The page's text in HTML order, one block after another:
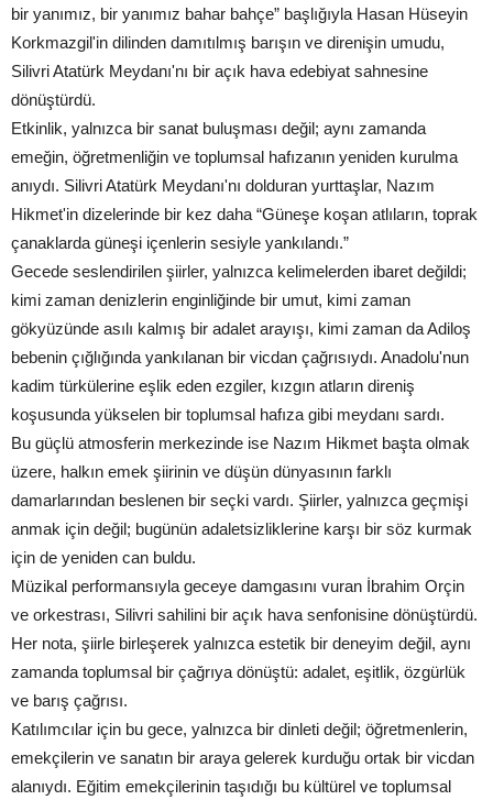
bir yanımız, bir yanımız bahar bahçe” başlığıyla Hasan Hüseyin
Korkmazgil'in dilinden damıtılmış barışın ve direnişin umudu,
Silivri Atatürk Meydanı'nı bir açık hava edebiyat sahnesine
dönüştürdü.
Etkinlik, yalnızca bir sanat buluşması değil; aynı zamanda
emeğin, öğretmenliğin ve toplumsal hafızanın yeniden kurulma
anıydı. Silivri Atatürk Meydanı'nı dolduran yurttaşlar, Nazım
Hikmet'in dizelerinde bir kez daha “Güneşe koşan atlıların, toprak
çanaklarda güneşi içenlerin sesiyle yankılandı.”
Gecede seslendirilen şiirler, yalnızca kelimelerden ibaret değildi;
kimi zaman denizlerin enginliğinde bir umut, kimi zaman
gökyüzünde asılı kalmış bir adalet arayışı, kimi zaman da Adiloş
bebenin çığlığında yankılanan bir vicdan çağrısıydı. Anadolu'nun
kadim türkülerine eşlik eden ezgiler, kızgın atların direniş
koşusunda yükselen bir toplumsal hafıza gibi meydanı sardı.
Bu güçlü atmosferin merkezinde ise Nazım Hikmet başta olmak
üzere, halkın emek şiirinin ve düşün dünyasının farklı
damarlarından beslenen bir seçki vardı. Şiirler, yalnızca geçmişi
anmak için değil; bugünün adaletsizliklerine karşı bir söz kurmak
için de yeniden can buldu.
Müzikal performansıyla geceye damgasını vuran İbrahim Orçin
ve orkestrası, Silivri sahilini bir açık hava senfonisine dönüştürdü.
Her nota, şiirle birleşerek yalnızca estetik bir deneyim değil, aynı
zamanda toplumsal bir çağrıya dönüştü: adalet, eşitlik, özgürlük
ve barış çağrısı.
Katılımcılar için bu gece, yalnızca bir dinleti değil; öğretmenlerin,
emekçilerin ve sanatın bir araya gelerek kurduğu ortak bir vicdan
alanıydı. Eğitim emekçilerinin taşıdığı bu kültürel ve toplumsal